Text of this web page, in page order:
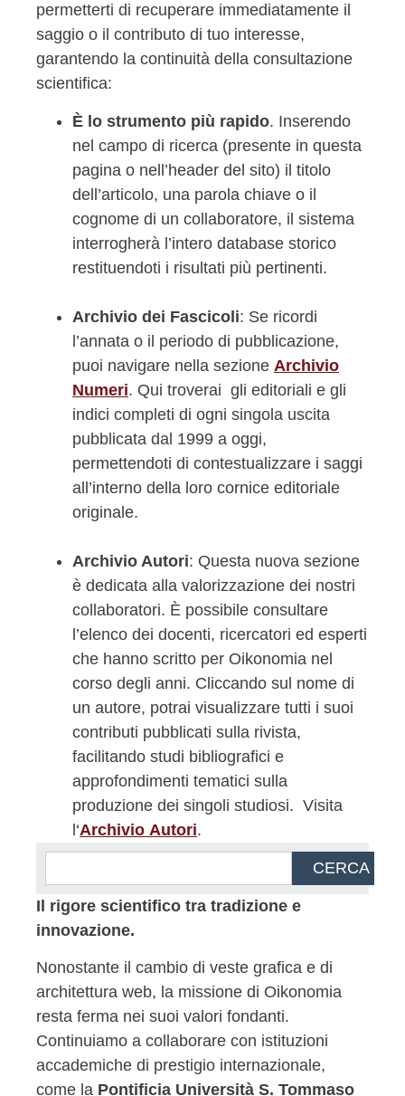
permetterti di recuperare immediatamente il
saggio o il contributo di tuo interesse,
garantendo la continuità della consultazione
scientifica:
È lo strumento più rapido. Inserendo
nel campo di ricerca (presente in questa
pagina o nell’header del sito) il titolo
dell’articolo, una parola chiave o il
cognome di un collaboratore, il sistema
interrogherà l’intero database storico
restituendoti i risultati più pertinenti.
Archivio dei Fascicoli: Se ricordi
l’annata o il periodo di pubblicazione,
puoi navigare nella sezione Archivio
Numeri. Qui troverai gli editoriali e gli
indici completi di ogni singola uscita
pubblicata dal 1999 a oggi,
permettendoti di contestualizzare i saggi
all’interno della loro cornice editoriale
originale.
Archivio Autori: Questa nuova sezione
è dedicata alla valorizzazione dei nostri
collaboratori. È possibile consultare
l’elenco dei docenti, ricercatori ed esperti
che hanno scritto per Oikonomia nel
corso degli anni. Cliccando sul nome di
un autore, potrai visualizzare tutti i suoi
contributi pubblicati sulla rivista,
facilitando studi bibliografici e
approfondimenti tematici sulla
produzione dei singoli studiosi. Visita
l‘Archivio Autori.
CERCA
Il rigore scientifico tra tradizione e
innovazione.
Nonostante il cambio di veste grafica e di
architettura web, la missione di Oikonomia
resta ferma nei suoi valori fondanti.
Continuiamo a collaborare con istituzioni
accademiche di prestigio internazionale,
come la Pontificia Università S. Tommaso